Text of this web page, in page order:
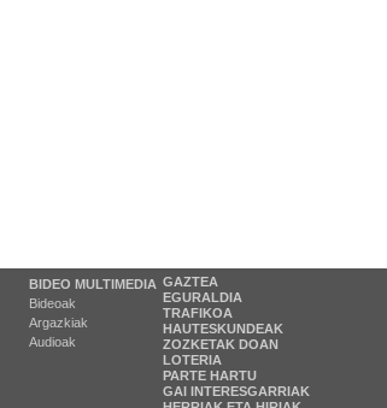
BIDEO MULTIMEDIA
Bideoak
Argazkiak
Audioak
GAZTEA
EGURALDIA
TRAFIKOA
HAUTESKUNDEAK
ZOZKETAK DOAN
LOTERIA
PARTE HARTU
GAI INTERESGARRIAK